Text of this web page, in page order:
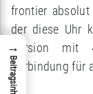
frontier
der diese Uhr
Version mit
Verbindung für
→
Beitragsinhalt